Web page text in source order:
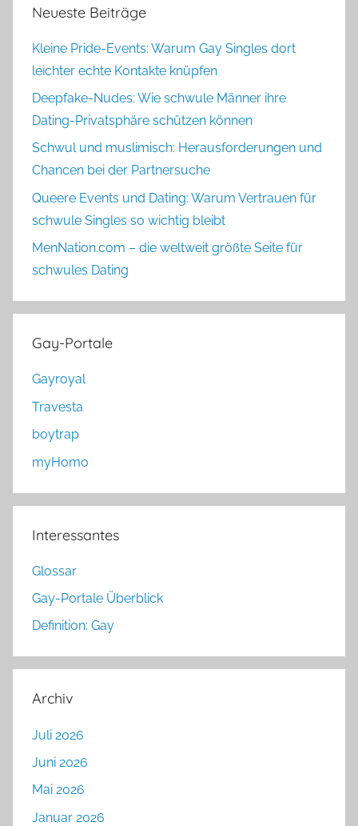
Neueste Beiträge
Kleine Pride-Events: Warum Gay Singles dort
leichter echte Kontakte knüpfen
Deepfake-Nudes: Wie schwule Männer ihre
Dating-Privatsphäre schützen können
Schwul und muslimisch: Herausforderungen und
Chancen bei der Partnersuche
Queere Events und Dating: Warum Vertrauen für
schwule Singles so wichtig bleibt
MenNation.com – die weltweit größte Seite für
schwules Dating
Gay-Portale
Gayroyal
Travesta
boytrap
myHomo
Interessantes
Glossar
Gay-Portale Überblick
Definition: Gay
Archiv
Juli 2026
Juni 2026
Mai 2026
Januar 2026